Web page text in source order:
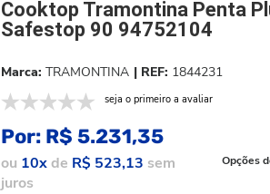
Cooktop Tramontina Penta
Safestop 90 94752104
TRAMONTINA 1844231
seja o primeiro a avaliar
Por: R$ 5.231,35
ou 10xde R$ 523,13 sem
juros
Opções